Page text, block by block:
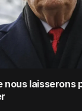
nous laisserons